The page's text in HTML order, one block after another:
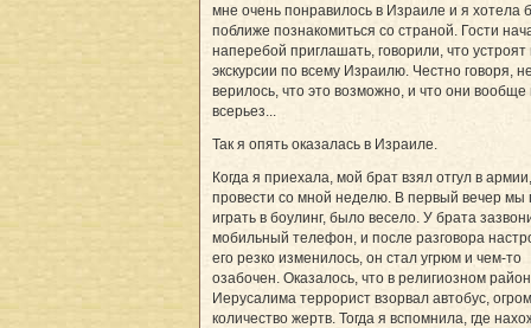
мне очень понравилось в Израиле и я хотела
поближе познакомиться со страной. Гости
наперебой приглашать, говорили, что
экскурсии по всему Израилю. Честно говоря,
верилось, что это возможно, и что они вообще
всерьез...
Так я опять оказалась в Израиле.
Когда я приехала, мой брат взял отгул в
провести со мной неделю. В первый вечер
играть в боулинг, было весело. У брата
мобильный телефон, и после разговора
его резко изменилось, он стал угрюм и чем-то
озабочен. Оказалось, что в религиозном
Иерусалима террорист взорвал автобус,
количество жертв. Тогда я вспомнила, где